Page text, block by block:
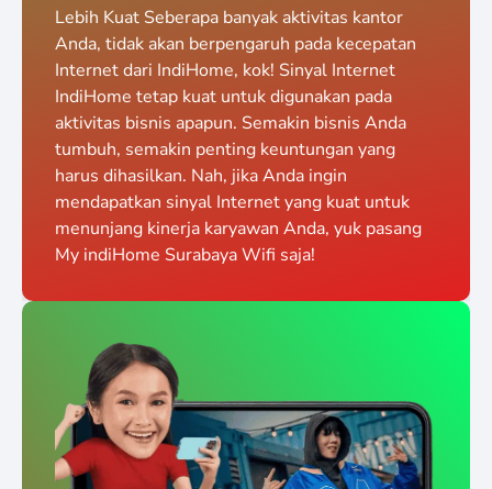
Lebih Kuat Seberapa banyak aktivitas kantor
Anda, tidak akan berpengaruh pada kecepatan
Internet dari IndiHome, kok! Sinyal Internet
IndiHome tetap kuat untuk digunakan pada
aktivitas bisnis apapun. Semakin bisnis Anda
tumbuh, semakin penting keuntungan yang
harus dihasilkan. Nah, jika Anda ingin
mendapatkan sinyal Internet yang kuat untuk
menunjang kinerja karyawan Anda, yuk pasang
My indiHome Surabaya Wifi saja!